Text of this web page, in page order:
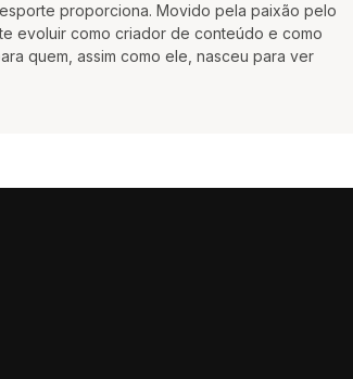
proporciona. Movido pela paixão pelo
evoluir como criador de conteúdo e como
quem, assim como ele, nasceu para ver